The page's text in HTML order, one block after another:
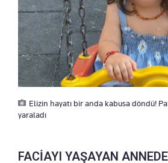
Elizin hayatı bir anda kabusa döndü!
yaraladı
FACİAYI YAŞAYAN